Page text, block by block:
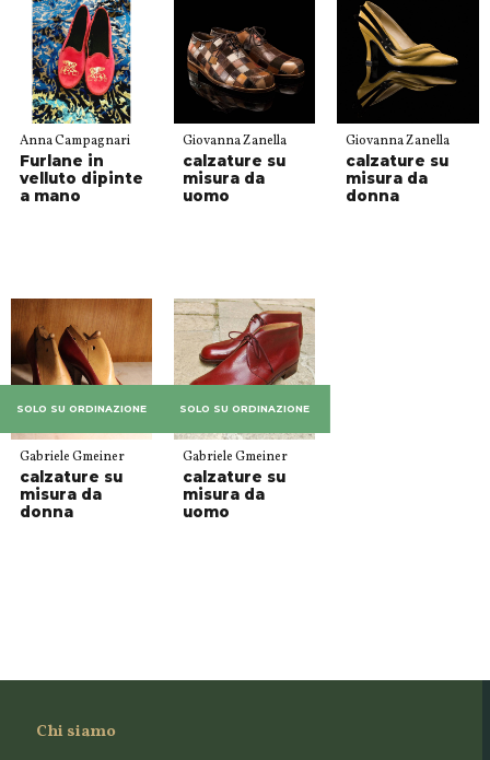
Anna Campagnari
Furlane in
velluto dipinte
a mano
Giovanna Zanella
calzature su
misura da
uomo
Giovanna Zanella
calzature su
misura da
donna
SOLO SU ORDINAZIONE
Gabriele Gmeiner
calzature su
misura da
donna
SOLO SU ORDINAZIONE
Gabriele Gmeiner
calzature su
misura da
uomo
Chi siamo